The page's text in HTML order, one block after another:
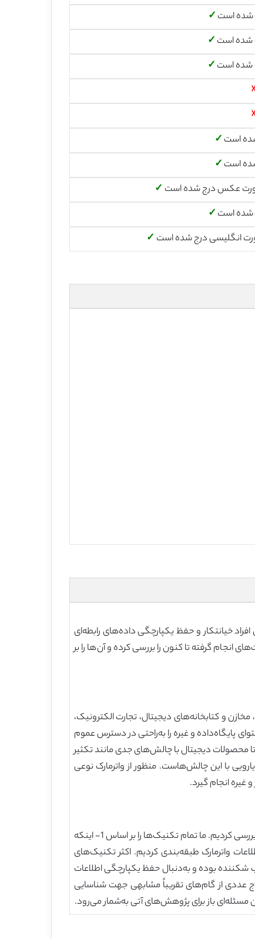
شده است ✓
شده است ✓
شده است ✓
است ✓
است ✓
عکس درج شده است ✓
شده است ✓
انگلیسی درج شده است ✓
خیانتکار و حفظ یکپارچگی داده‌های رابطه‌ای
انجام گرفته تا کنون را بررسی کرده و آن‌ها را بر
و کتابخانه‌های دیجیتال، تجارت الکترونیک،
پایگاه‌داده و غیره را به‌راحتی در دسترس عموم
محصولات دیجیتال با چالش‌های جدی مانند تکثیر
با این چالش‌هاست. منظور از واترمارک نوعی
انجام گیرد.
در این مقاله جدیدترین پیشرفت‌های انجام گرفته تا کنون در روش‌های واترمارکینگ و انگشت‌نگاری برای پایگاه‌های‌داده‌ی رابطه‌ای را بررسی کردیم. ما تمام تکنیک‌ها را بر اساس 1- اینکه
در داده‌ی اصلی می‌شود یا نه، 2- نوع پوششی که نشانه درون آن جایگزاری می‌شود و 3- نوع اطلاعات واترمارک طبقه‌بندی ‌کردیم. اکثر تکنیک‌های
شکننده بوده و به‌دنبال حفظ یکپارچگی اطلاعات
عددی از گام‌های تقریباً مشابهی جهت شناسایی
مسئله‌ای باز برای پژوهش‌های آتی به‌شمار می‌رود.